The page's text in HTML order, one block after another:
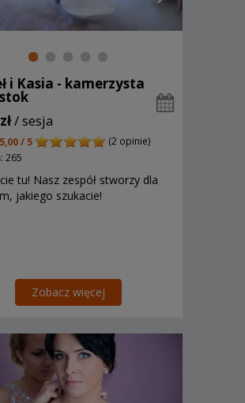
i Kasia - kamerzysta
/ sesja
5,00 / 5
(2 opinie)
265
tu! Nasz zespół stworzy dla
jakiego szukacie!
Zobacz więcej